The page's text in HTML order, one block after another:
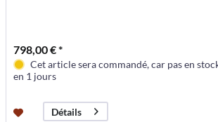
798,00 € *
Cet article sera commandé, car pas en
en 1 jours
Détails